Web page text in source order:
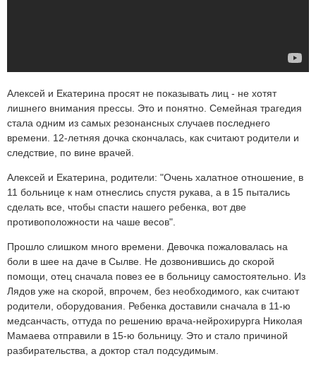
Алексей и Екатерина просят не показывать лиц - не хотят
лишнего внимания прессы. Это и понятно. Семейная трагедия
стала одним из самых резонансных случаев последнего
времени. 12-летняя дочка скончалась, как считают родители и
следствие, по вине врачей.
Алексей и Екатерина, родители: "Очень халатное отношение, в
11 больнице к нам отнеслись спустя рукава, а в 15 пытались
сделать все, чтобы спасти нашего ребенка, вот две
противоположности на чаше весов".
Прошло слишком много времени. Девочка пожаловалась на
боли в шее на даче в Сылве. Не дозвонившись до скорой
помощи, отец сначала повез ее в больницу самостоятельно. Из
Лядов уже на скорой, впрочем, без необходимого, как считают
родители, оборудования. Ребенка доставили сначала в 11-ю
медсанчасть, оттуда по решению врача-нейрохирурга Николая
Мамаева отправили в 15-ю больницу. Это и стало причиной
разбирательства, а доктор стал подсудимым.